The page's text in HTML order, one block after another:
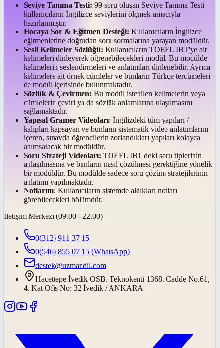
Seviye Tanıma Testi: 99 soru oluşan Seviye Tanıma Testi
kullanıcıların İngilizce seviylerini ölçmek amacıyla
hazırlanmıştır.
Hocaya Sor & Eğitmen Desteği: Kullanıcıların İngilizce
eğitmenlerine doğrudan soru sormalarına yarayan modüldür.
Sesli Kelimeler Sözlüğü: Kullanıcıların TOEFL IBT'ye ait
kelimeleri dinleyerek öğrenebilecekleri modül. Bu modülde
kelimelerin seslendirmeleri ve anlatımları dinlenebilir. Ayrıca
kelimelere ait örnek cümleler ve bunların Türkçe tercümeleri
de modül içerisinde bulunmaktadır.
Sözlük & Çevirmen: Bu modül istenilen kelimelerin veya
cümlelerin çeviri ya da sözlük anlamlarına ulaşılmasını
sağlamaktadır.
Yapısal Gramer Videoları: İngilizdeki tüm yapıları /
kalıpları kapsayan ve bunların sistematik video anlatımlarını
içeren, sınavda öğrencilerin zorlandıkları yapıları kolayca
anımsatacak bir modüldür.
Soru Strateji Videoları: TOEFL IBT'deki soru tiplerinin
anlaşılmasına ve bunların nasıl çözülmesi gerektiğine yönelik
bir modüldür. Bu modülde sadece soru çözüm stratejilerinin
anlatımı yapılmaktadır.
Notlarım: Kullanıcıların sistemde aldıkları notları
görebilecekleri bölümdür.
İletişim Merkezi (09.00 - 22.00)
0(312) 911 37 15
0(546) 855 07 15 (WhatsApp)
destek@uzmandil.com
Hacettepe İvedik OSB. Teknokenti 1368. Cadde No.61,
4. Kat Ofis No: 32 İvedik / ANKARA